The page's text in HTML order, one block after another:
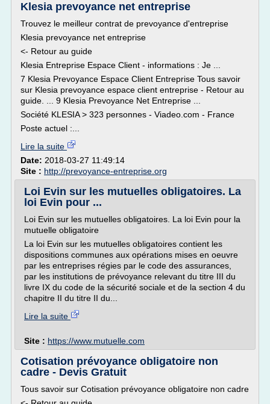
Klesia prevoyance net entreprise
Trouvez le meilleur contrat de prevoyance d'entreprise
Klesia prevoyance net entreprise
<- Retour au guide
Klesia Entreprise Espace Client - informations : Je ...
7 Klesia Prevoyance Espace Client Entreprise Tous savoir
sur Klesia prevoyance espace client entreprise - Retour au
guide. ... 9 Klesia Prevoyance Net Entreprise ...
Société KLESIA > 323 personnes - Viadeo.com - France
Poste actuel :...
Lire la suite
Date: 2018-03-27 11:49:14
Site : http://prevoyance-entreprise.org
Loi Evin sur les mutuelles obligatoires. La
loi Evin pour ...
Loi Evin sur les mutuelles obligatoires. La loi Evin pour la
mutuelle obligatoire
La loi Evin sur les mutuelles obligatoires contient les
dispositions communes aux opérations mises en oeuvre
par les entreprises régies par le code des assurances,
par les institutions de prévoyance relevant du titre III du
livre IX du code de la sécurité sociale et de la section 4 du
chapitre II du titre II du...
Lire la suite
Site : https://www.mutuelle.com
Cotisation prévoyance obligatoire non
cadre - Devis Gratuit
Tous savoir sur Cotisation prévoyance obligatoire non cadre